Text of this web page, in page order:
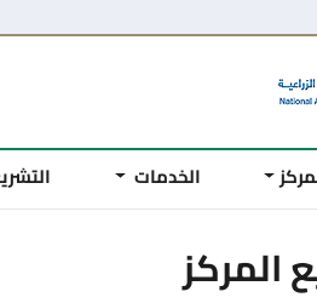
الخدمات
المركز